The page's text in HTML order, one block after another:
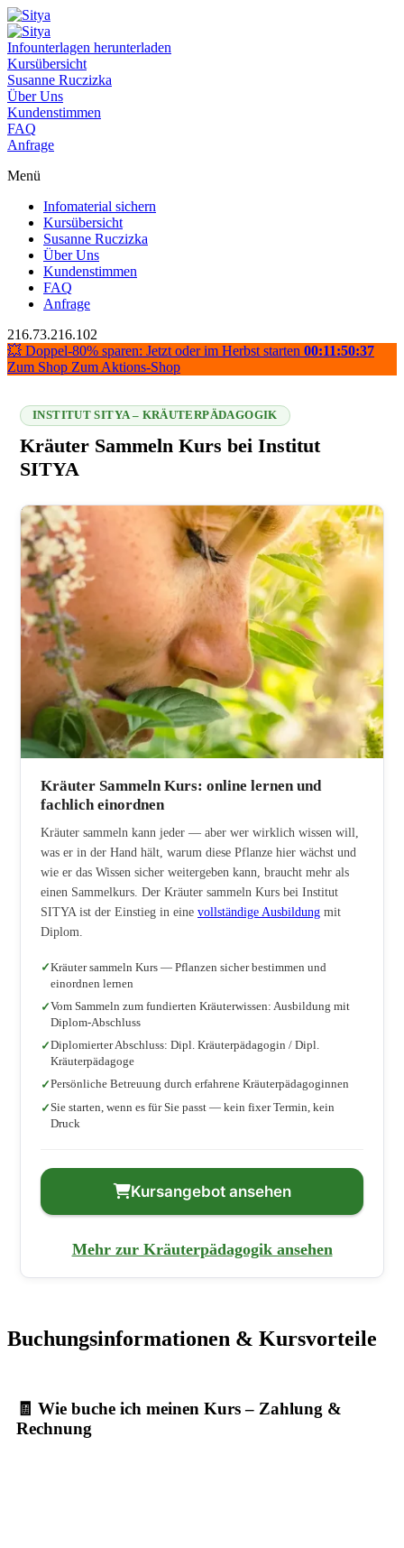
Infounterlagen herunterladen
Kursübersicht
Susanne Ruczizka
Über Uns
Kundenstimmen
FAQ
Anfrage
Menü
Infomaterial sichern
Kursübersicht
Susanne Ruczizka
Über Uns
Kundenstimmen
FAQ
Anfrage
216.73.216.102
💥 Doppel-80% sparen: Jetzt oder im Herbst starten 00:11:50:37
Zum Shop Zum Aktions-Shop
INSTITUT SITYA – KRÄUTERPÄDAGOGIK
Kräuter Sammeln Kurs bei Institut
SITYA
216.73.216.102 2026-08-09 12:08:15
Kräuter Sammeln Kurs: online lernen und
fachlich einordnen
Kräuter sammeln kann jeder — aber wer wirklich wissen will,
was er in der Hand hält, warum diese Pflanze hier wächst und
wie er das Wissen sicher weitergeben kann, braucht mehr als
einen Sammelkurs. Der Kräuter sammeln Kurs bei Institut
SITYA ist der Einstieg in eine vollständige Ausbildung mit
Diplom.
Kräuter sammeln Kurs — Pflanzen sicher bestimmen und
einordnen lernen
Vom Sammeln zum fundierten Kräuterwissen: Ausbildung mit
Diplom-Abschluss
Diplomierter Abschluss: Dipl. Kräuterpädagogin / Dipl.
Kräuterpädagoge
Persönliche Betreuung durch erfahrene Kräuterpädagoginnen
Sie starten, wenn es für Sie passt — kein fixer Termin, kein
Druck
Kursangebot ansehen
Mehr zur Kräuterpädagogik ansehen
Buchungsinformationen & Kursvorteile
🧾 Wie buche ich meinen Kurs – Zahlung &
Rechnung